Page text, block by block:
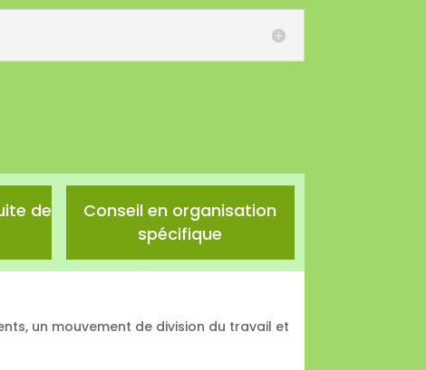
de
Conseil en organisation
spécifique
un mouvement de division du travail et